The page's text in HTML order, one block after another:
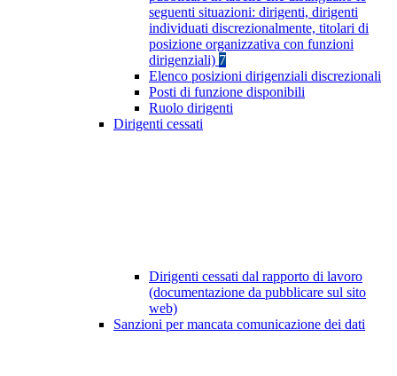
seguenti situazioni: dirigenti, dirigenti
individuati discrezionalmente, titolari di
posizione organizzativa con funzioni
dirigenziali) 7
Elenco posizioni dirigenziali discrezionali
Posti di funzione disponibili
Ruolo dirigenti
Dirigenti cessati
Dirigenti cessati dal rapporto di lavoro
(documentazione da pubblicare sul sito
web)
Sanzioni per mancata comunicazione dei dati